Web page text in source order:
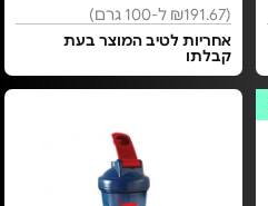
(₪191.67 ל-100 גרם)
אחריות לטיב המוצר בעת
קבלתו